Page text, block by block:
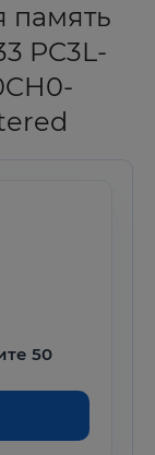
память
PC3L-
50